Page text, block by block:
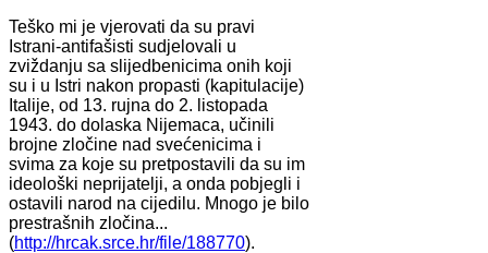
Teško mi je vjerovati da su pravi
Istrani-antifašisti sudjelovali u
zviždanju sa slijedbenicima onih koji
su i u Istri nakon propasti (kapitulacije)
Italije, od 13. rujna do 2. listopada
1943. do dolaska Nijemaca, učinili
brojne zločine nad svećenicima i
svima za koje su pretpostavili da su im
ideološki neprijatelji, a onda pobjegli i
ostavili narod na cijedilu. Mnogo je bilo
prestrašnih zločina...
(http://hrcak.srce.hr/file/188770).